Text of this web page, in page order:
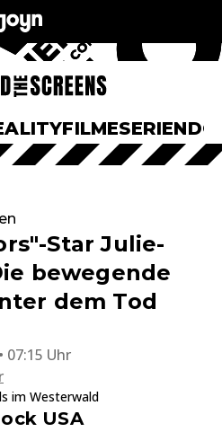
FILMESERIEN
Star Julie-
bewegende
dem Tod
07:15 Uhr
im Westerwald
USA